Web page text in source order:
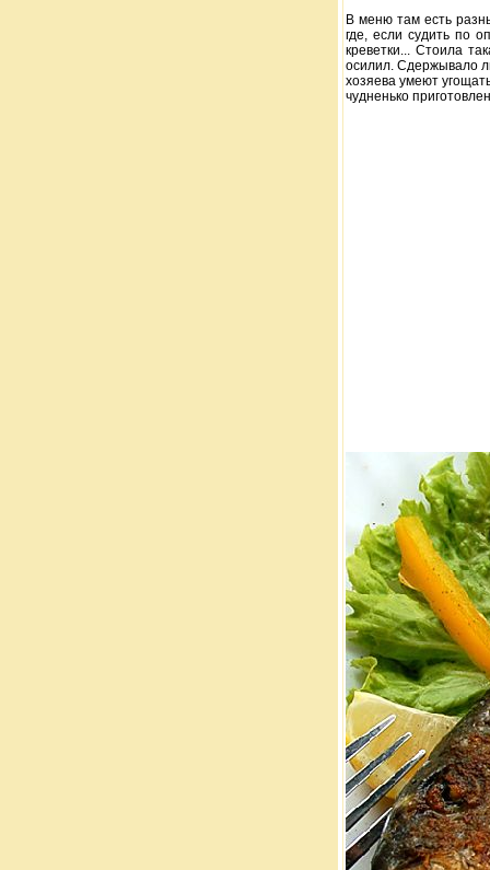
В меню там есть
где, если судить по
креветки... Стоила
осилил. Сдержывало
хозяева умеют
чудненько